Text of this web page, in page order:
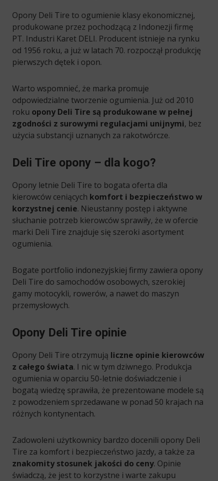
Opony Deli Tire to ogumienie klasy ekonomicznej,
produkowane przez pochodzącą z Indonezji firmę
PT. Industri Karet DELI. Producent istnieje na rynku
od 1956 roku, a już w latach 70. rozpoczął produkcję
pierwszych dętek i opon.
Warto wspomnieć, że marka promuje
odpowiedzialne tworzenie ogumienia. Już od 2010
roku opony Deli Tire są produkowane w pełnej
zgodności z surowymi regulacjami unijnymi, bez
użycia substancji uznanych za rakotwórcze.
Deli Tire opony – dla kogo?
Opony letnie Deli Tire to bogata oferta dla
kierowców ceniących komfort i bezpieczeństwo w
korzystnej cenie. Nieustanny postęp i aktywne
słuchanie potrzeb kierowców sprawiły, że w ofercie
marki Deli Tire znajduje się szeroki asortyment
ogumienia.
Bogate portfolio indonezyjskiej firmy zawiera opony
Deli Tire do samochodów osobowych, szerokiej
gamy motocykli, rowerów, a nawet do maszyn
przemysłowych.
Opony Deli Tire opinie
Opony Deli Tire otrzymują liczne opinie kierowców
z całego świata. I nic w tym dziwnego. Produkcja
ogumienia w oparciu 50-letnie doświadczenie i
bogatą wiedzę sprawiła, że prezentowane modele są
z powodzeniem sprzedawane w ponad 50 krajach na
różnych kontynentach.
Zadowoleni użytkownicy bardzo docenili opony Deli
Tire za komfort i bezpieczeństwo jazdy, a także za
znakomity stosunek jakości do ceny. Opinie
świadczą, że jest to korzystne i warte zakupu